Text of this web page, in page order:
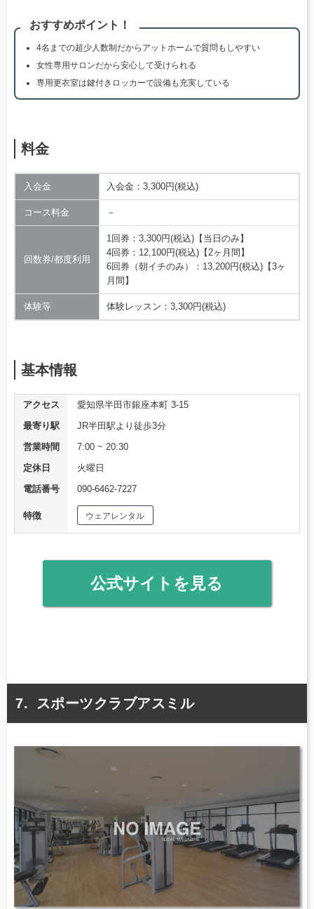
おすすめポイント！
4名までの超少人数制だからアットホームで質問もしやすい
女性専用サロンだから安心して受けられる
専用更衣室は鍵付きロッカーで設備も充実している
料金
入会金 入会金：3,300円(税込)
コース料金 －
回数券/都度利用
1回券：3,300円(税込)【当日のみ】
4回券：12,100円(税込)【2ヶ月間】
6回券（朝イチのみ）：13,200円(税込)【3ヶ
月間】
体験等 体験レッスン：3,300円(税込)
基本情報
アクセス
愛知県半田市銀座本町 3-15
最寄り駅
JR半田駅より徒歩3分
営業時間
7:00 ~ 20:30
定休日
火曜日
電話番号
090-6462-7227
特徴 ウェアレンタル
公式サイトを見る
スポーツクラブアスミル